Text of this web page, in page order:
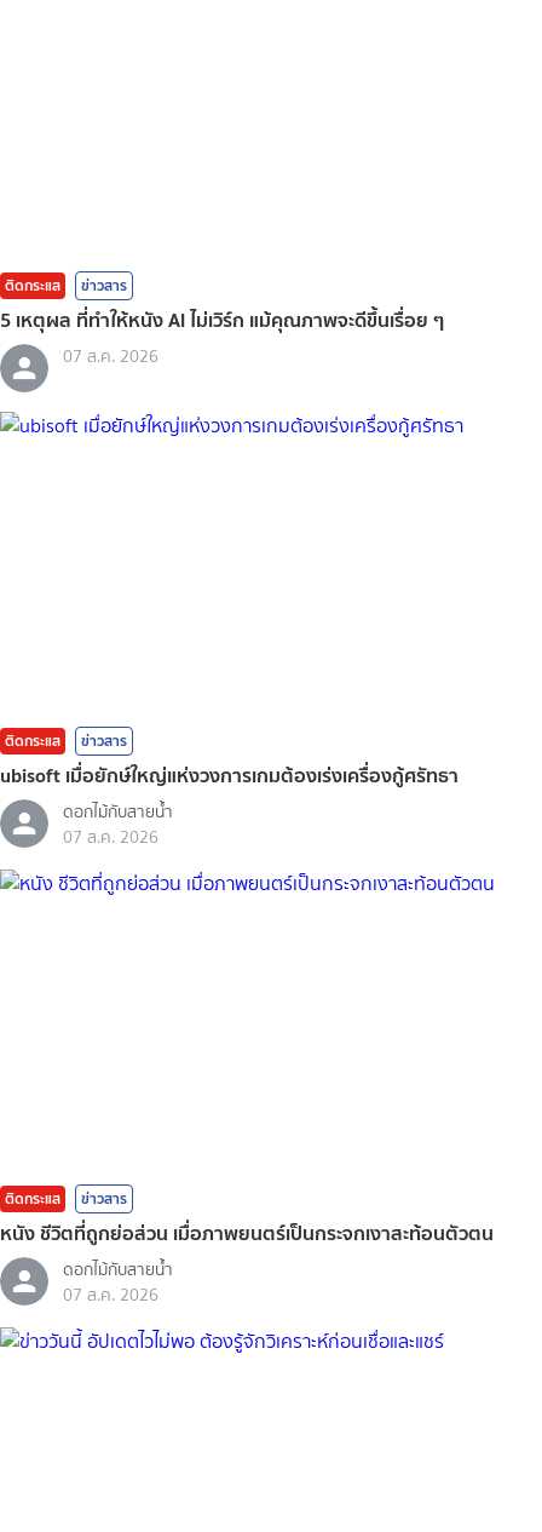
ติดกระแส ข่าวสาร
5 เหตุผล ที่ทำให้หนัง AI ไม่เวิร์ก แม้คุณภาพจะดีขึ้นเรื่อย ๆ
07 ส.ค. 2026
ติดกระแส ข่าวสาร
ubisoft เมื่อยักษ์ใหญ่แห่งวงการเกมต้องเร่งเครื่องกู้ศรัทธา
ดอกไม้กับสายน้ำ
07 ส.ค. 2026
ติดกระแส ข่าวสาร
หนัง ชีวิตที่ถูกย่อส่วน เมื่อภาพยนตร์เป็นกระจกเงาสะท้อนตัวตน
ดอกไม้กับสายน้ำ
07 ส.ค. 2026